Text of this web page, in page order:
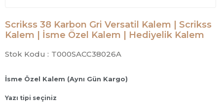
Scrikss 38 Karbon Gri Versatil Kalem | Scrikss
Kalem | İsme Özel Kalem | Hediyelik Kalem
Stok Kodu : T000SACC38026A
İsme Özel Kalem (Aynı Gün Kargo)
Yazı tipi seçiniz